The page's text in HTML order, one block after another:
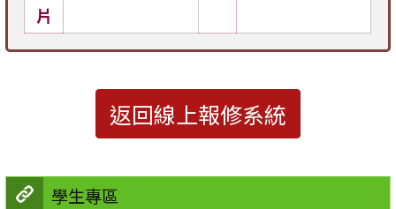
學生專區
片
返回線上報修系統